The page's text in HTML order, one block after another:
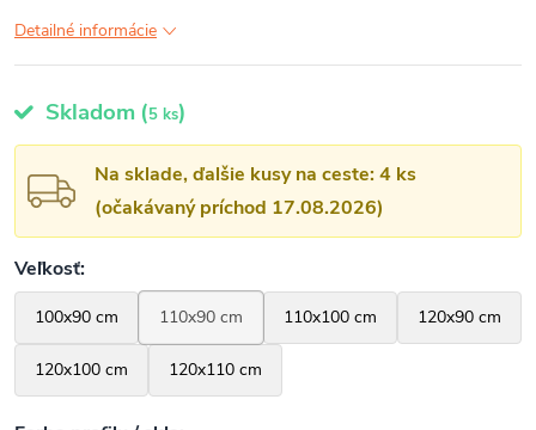
Detailné informácie
Skladom (5 ks)
Na sklade, ďalšie kusy na ceste: 4 ks
(očakávaný príchod 17.08.2026)